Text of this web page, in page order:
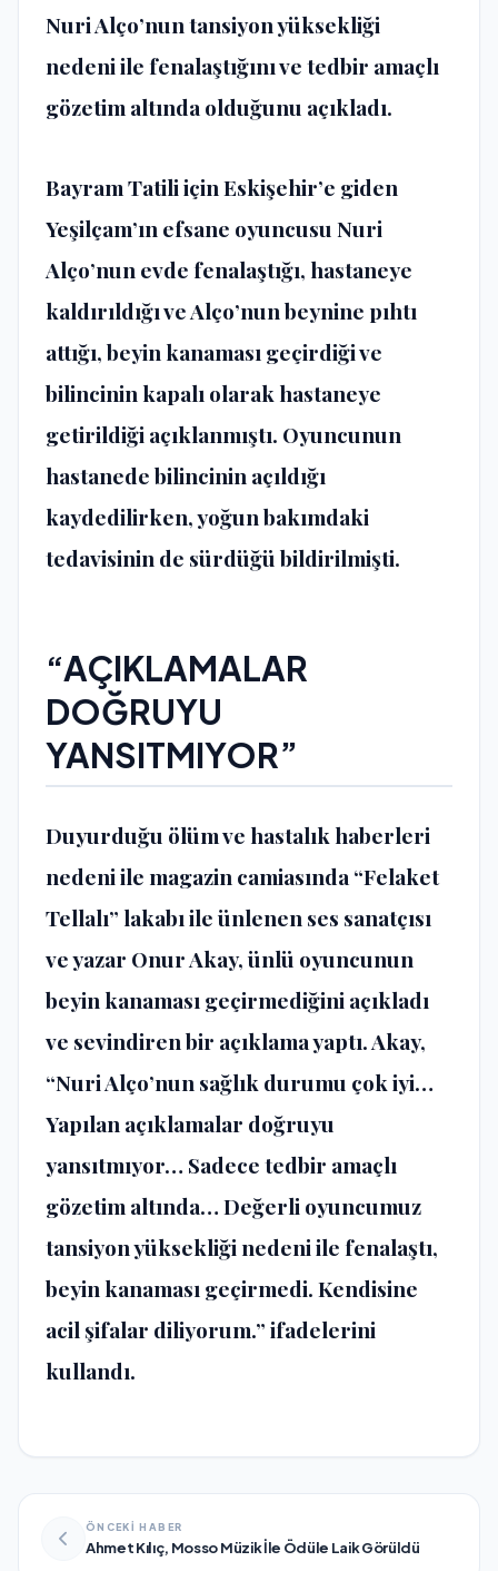
Nuri Alço’nun tansiyon yüksekliği
nedeni ile fenalaştığını ve tedbir amaçlı
gözetim altında olduğunu açıkladı.
Bayram Tatili için Eskişehir’e giden
Yeşilçam’ın efsane oyuncusu Nuri
Alço’nun evde fenalaştığı, hastaneye
kaldırıldığı ve Alço’nun beynine pıhtı
attığı, beyin kanaması geçirdiği ve
bilincinin kapalı olarak hastaneye
getirildiği açıklanmıştı. Oyuncunun
hastanede bilincinin açıldığı
kaydedilirken, yoğun bakımdaki
tedavisinin de sürdüğü bildirilmişti.
“AÇIKLAMALAR
DOĞRUYU
YANSITMIYOR”
Duyurduğu ölüm ve hastalık haberleri
nedeni ile magazin camiasında “Felaket
Tellalı” lakabı ile ünlenen ses sanatçısı
ve yazar Onur Akay, ünlü oyuncunun
beyin kanaması geçirmediğini açıkladı
ve sevindiren bir açıklama yaptı. Akay,
“Nuri Alço’nun sağlık durumu çok iyi…
Yapılan açıklamalar doğruyu
yansıtmıyor… Sadece tedbir amaçlı
gözetim altında… Değerli oyuncumuz
tansiyon yüksekliği nedeni ile fenalaştı,
beyin kanaması geçirmedi. Kendisine
acil şifalar diliyorum.” ifadelerini
kullandı.
ÖNCEKİ HABER
Ahmet Kılıç, Mosso Müzik İle Ödüle Laik Görüldü